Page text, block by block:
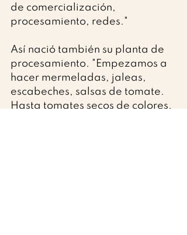
de comercialización,
procesamiento, redes."
Así nació también su planta de
procesamiento. "Empezamos a
hacer mermeladas, jaleas,
escabeches, salsas de tomate.
Hasta tomates secos de colores.